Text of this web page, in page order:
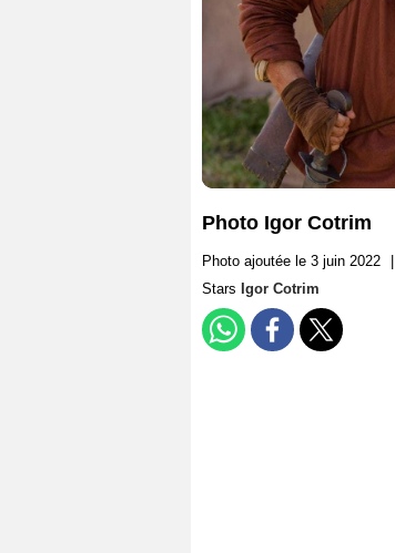
Photo Igor Cotrim
Photo ajoutée le 3 juin 2022
Stars Igor Cotrim